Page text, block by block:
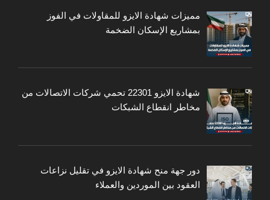
مميزات شهادة الايزو للمقاولات في الفوز
بمشاريع الإسكان الضخمة
شهادة الايزو 22301 تحمي شركات الاتصالات من
مخاطر انقطاع الشبكات
دور جهة منح شهادة الايزو في تقليل نزاعات
العقود بين الموردين والعملاء